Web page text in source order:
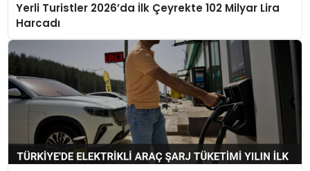
Yerli Turistler 2026’da İlk Çeyrekte 102 Milyar Lira
Harcadı